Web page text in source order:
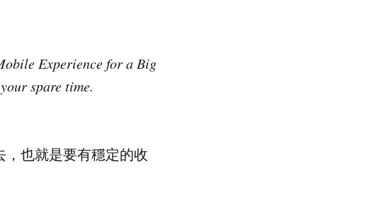
Experience for a Big
spare time.
也就是要有穩定的收